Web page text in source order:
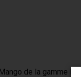
de la gamme